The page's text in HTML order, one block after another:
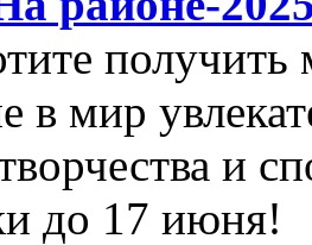
получить
в мир
и
до 17 июня!